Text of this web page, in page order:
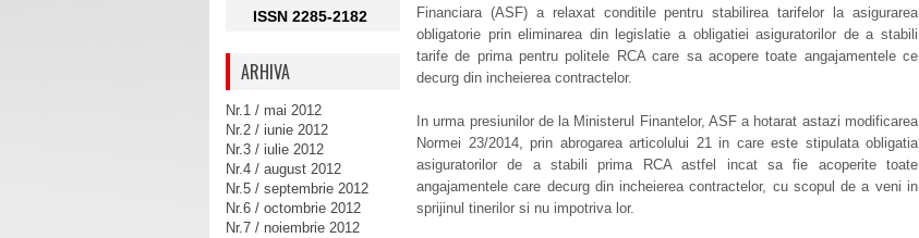
Financiara (ASF) a relaxat conditile pentru stabilirea tarifelor la asigurarea
obligatorie prin eliminarea din legislatie a obligatiei asiguratorilor de a stabili
tarife de prima pentru politele RCA care sa acopere toate angajamentele ce
decurg din incheierea contractelor.
In urma presiunilor de la Ministerul Finantelor, ASF a hotarat astazi modificarea
Normei 23/2014, prin abrogarea articolului 21 in care este stipulata obligatia
asiguratorilor de a stabili prima RCA astfel incat sa fie acoperite toate
angajamentele care decurg din incheierea contractelor, cu scopul de a veni in
sprijinul tinerilor si nu impotriva lor.
ISSN 2285-2182
ARHIVA
Nr.1 / mai 2012
Nr.2 / iunie 2012
Nr.3 / iulie 2012
Nr.4 / august 2012
Nr.5 / septembrie 2012
Nr.6 / octombrie 2012
Nr.7 / noiembrie 2012